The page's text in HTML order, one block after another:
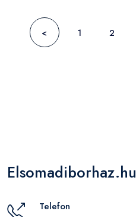
< 1 2
Elsomadiborhaz.hu
Telefon